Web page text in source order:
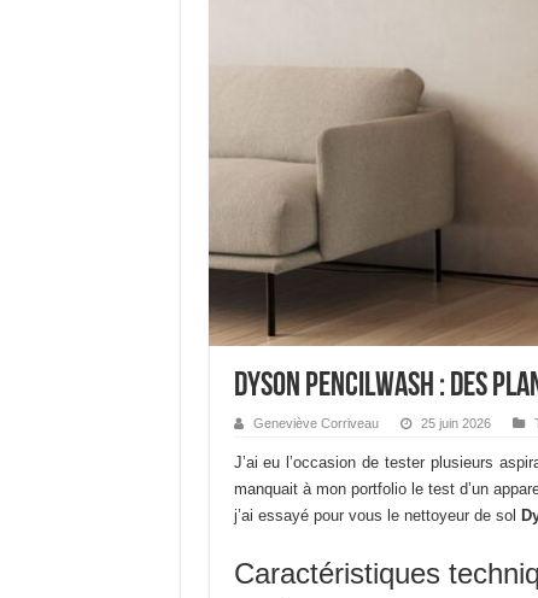
Dyson PencilWash : des
Geneviève Corriveau 25 juin 2026
J’ai eu l’occasion de tester plusieurs
manquait à mon portfolio le test d’un
j’ai essayé pour vous le nettoyeur de sol
Caractéristiques